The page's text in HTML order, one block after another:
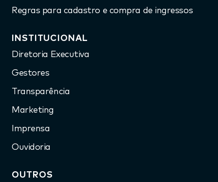
Regras para cadastro e compra de ingressos
INSTITUCIONAL
Diretoria Executiva
Gestores
Transparência
Marketing
Imprensa
Ouvidoria
OUTROS